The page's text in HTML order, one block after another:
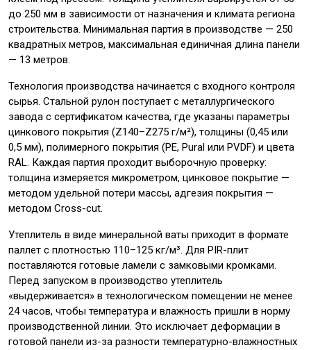
до 250 мм в зависимости от назначения и климата региона
строительства. Минимальная партия в производстве — 250
квадратных метров, максимальная единичная длина панели
— 13 метров.
Технология производства начинается с входного контроля
сырья. Стальной рулон поступает с металлургического
завода с сертификатом качества, где указаны параметры
цинкового покрытия (Z140–Z275 г/м²), толщины (0,45 или
0,5 мм), полимерного покрытия (PE, Pural или PVDF) и цвета
RAL. Каждая партия проходит выборочную проверку:
толщина измеряется микрометром, цинковое покрытие —
методом удельной потери массы, адгезия покрытия —
методом Cross-cut.
Утеплитель в виде минеральной ваты приходит в формате
паллет с плотностью 110–125 кг/м³. Для PIR-плит
поставляются готовые ламели с замковыми кромками.
Перед запуском в производство утеплитель
«выдерживается» в технологическом помещении не менее
24 часов, чтобы температура и влажность пришли в норму
производственной линии. Это исключает деформации в
готовой панели из-за разности температурно-влажностных